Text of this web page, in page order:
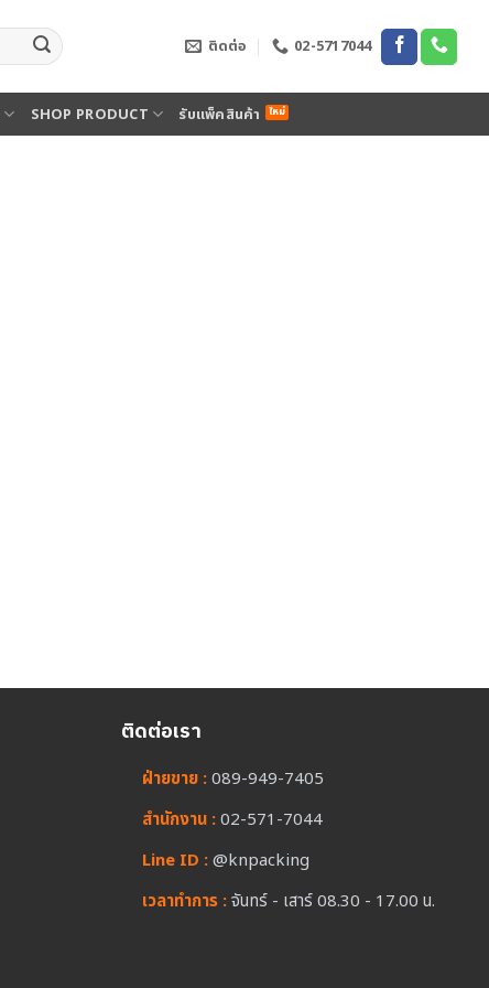
ติดต่อ 02-5717044
SHOP PRODUCT รับแพ็คสินค้า
ติดต่อเรา
ฝ่ายขาย :089-949-7405
สำนักงาน :02-571-7044
Line ID :@knpacking
เวลาทำการ :จันทร์ - เสาร์ 08.30 - 17.00 น.